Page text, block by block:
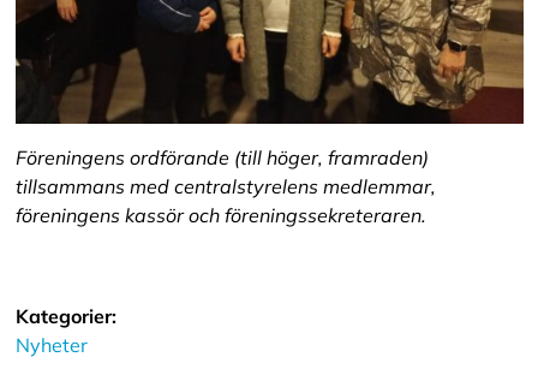
Föreningens ordförande (till höger, framraden)
tillsammans med centralstyrelens medlemmar,
föreningens kassör och föreningssekreteraren.
Kategorier:
Nyheter